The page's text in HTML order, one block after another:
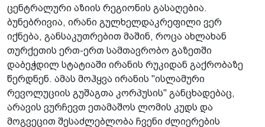
ცენტრალური აზიის რეგიონის გასაღებია.
ბუნებრივია, ირანი გულხელდაკრეფილი ვერ
იქნება, განსაკუთრებით მაშინ, როცა ახლახან
თურქეთის ერთ-ერთ სამთავრობო გაზეთში
დაბეჭდილ სტატიაში ირანის რუკიდან გაქრობაზე
წერდნენ. ამას მოჰყვა ირანის "ისლამური
რევოლუციის გუშაგთა კორპუსის" განცხადებაც,
არავის ვურჩევთ ეთამაშოს ლომის კუდს და
მოგვეცით შესაძლებლობა ჩვენი ძლიერების